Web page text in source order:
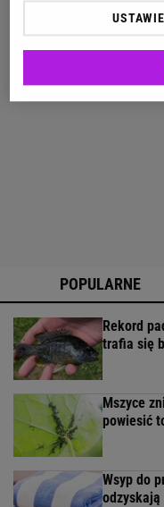
POPULARNE
Rekord
trafia się
Mszyce
powiesić
Wsyp do